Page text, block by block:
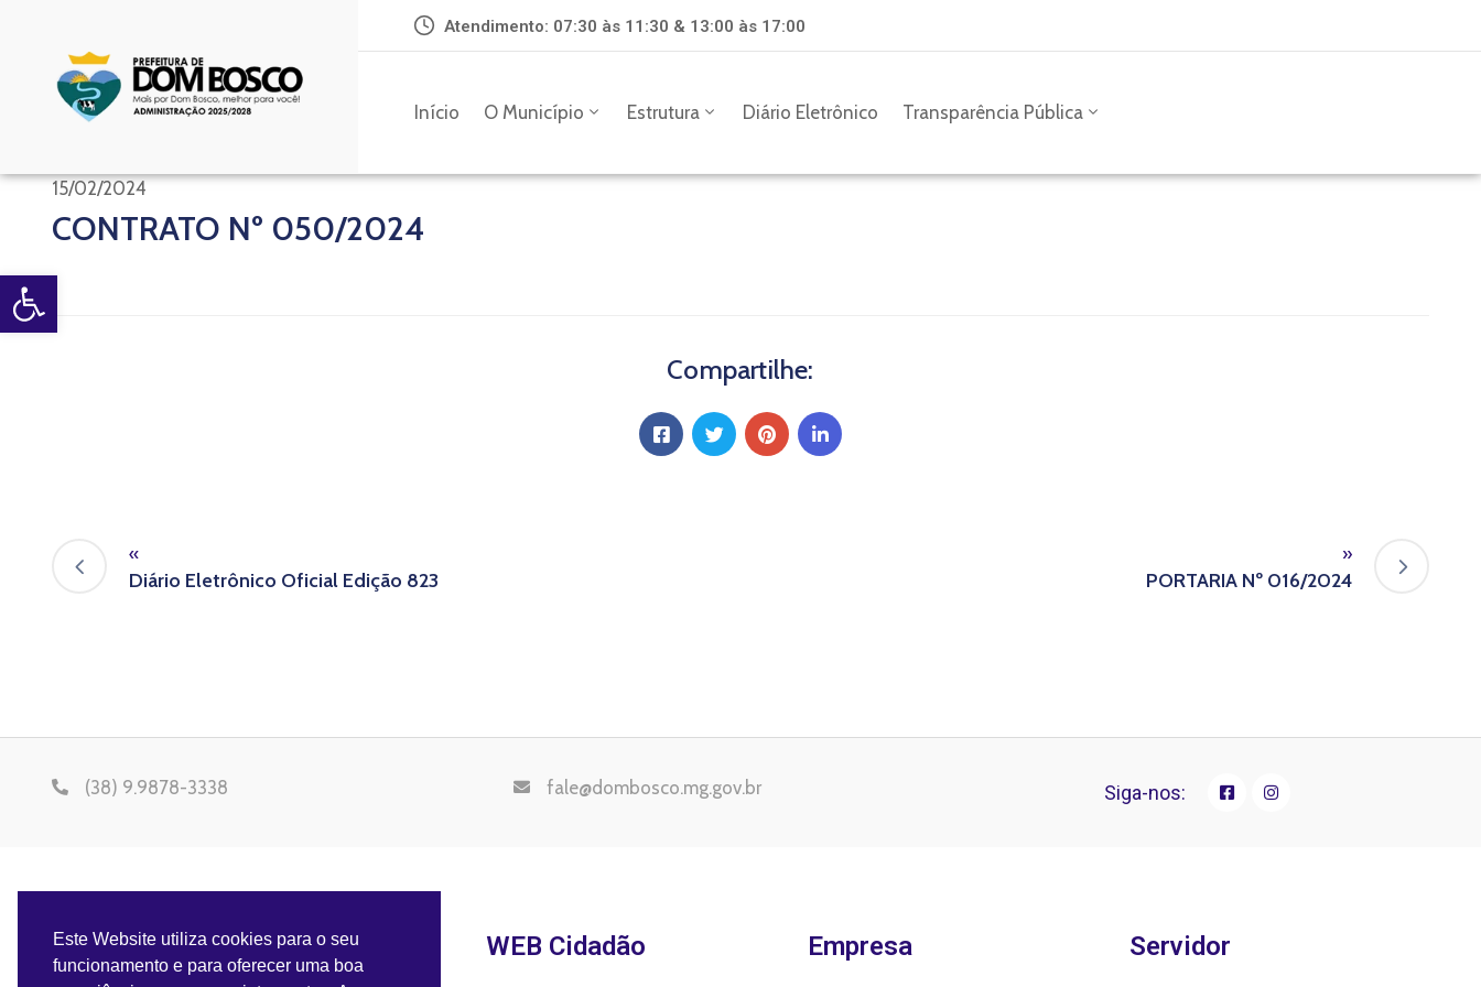
Open toolbar
Atendimento: 07:30 às 11:30 & 13:00 às 17:00
Início O Município Estrutura Diário Eletrônico Transparência Pública
15/02/2024
CONTRATO Nº 050/2024
Compartilhe:
«
Diário Eletrônico Oficial Edição 823
»
PORTARIA Nº 016/2024
(38) 9.9878-3338 fale@dombosco.mg.gov.br Siga-nos:
WEB Cidadão Empresa Servidor
Este Website utiliza cookies para o seu
funcionamento e para oferecer uma boa